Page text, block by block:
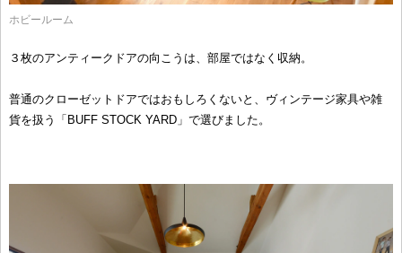
ホビールーム
３枚のアンティークドアの向こうは、部屋ではなく収納。
普通のクローゼットドアではおもしろくないと、ヴィンテージ家具や雑
貨を扱う「BUFF STOCK YARD」で選びました。